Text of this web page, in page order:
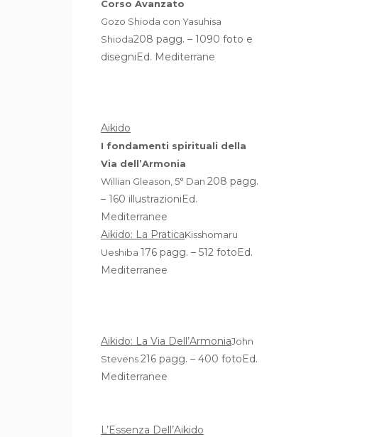
Corso Avanzato
Gozo Shioda con Yasuhisa
Shioda208 pagg. – 1090 foto e
disegniEd. Mediterrane
Aikido
I fondamenti spirituali della
Via dell’Armonia
Willian Gleason, 5° Dan 208 pagg.
– 160 illustrazioniEd.
Mediterranee
Aikido: La PraticaKisshomaru
Ueshiba 176 pagg. – 512 fotoEd.
Mediterranee
Aikido: La Via Dell’ArmoniaJohn
Stevens216 pagg. – 400 fotoEd.
Mediterranee
L’Essenza Dell’Aikido